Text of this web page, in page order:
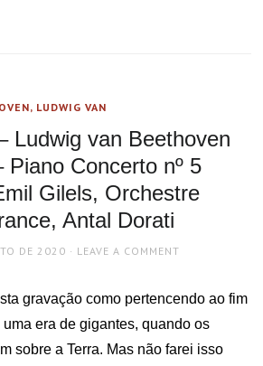
LUDWIG VAN
Ludwig van Beethoven
Piano Concerto nº 5
Gilels, Orchestre
Antal Dorati
DE 2020 LEAVE A COMMENT
gravação como pertencendo ao fim
era de gigantes, quando os
sobre a Terra. Mas não farei isso